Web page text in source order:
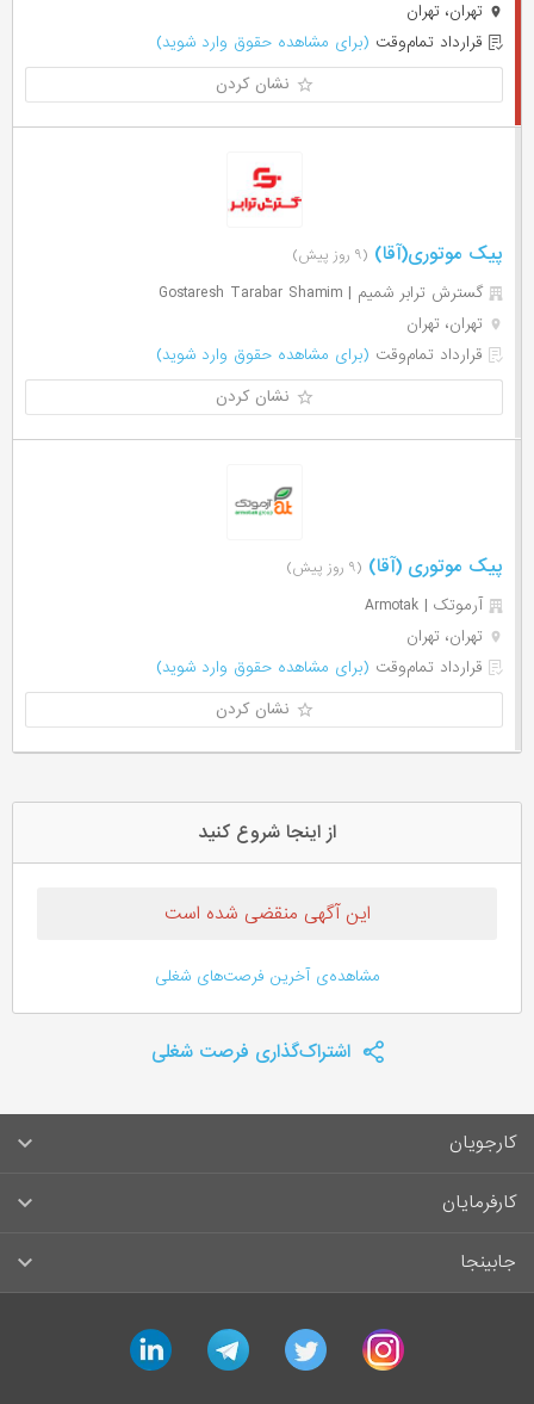
تهران، تهران
قرارداد تمام‌وقت (برای مشاهده حقوق وارد شوید)
نشان کردن
پیک موتوری(آقا) (۹ روز پیش)
گسترش ترابر شمیم | Gostaresh Tarabar Shamim
تهران، تهران
قرارداد تمام‌وقت (برای مشاهده حقوق وارد شوید)
نشان کردن
پیک موتوری (آقا) (۹ روز پیش)
آرموتک | Armotak
تهران، تهران
قرارداد تمام‌وقت (برای مشاهده حقوق وارد شوید)
نشان کردن
از اینجا شروع کنید
این آگهی منقضی شده است
مشاهده‌ی آخرین فرصت‌های شغلی
اشتراک‌گذاری فرصت شغلی
کارجویان
سوالات متداول کارجویان
لیست مشاغل
آگهی‌های استخدام
کارفرمایان
راهنمای ثبت آگهی استخدام
قوانین و مقررات کارفرمایان
جابینجا
جابینجا در رسانه‌ها
instagram
twitter
telegram
linkedin